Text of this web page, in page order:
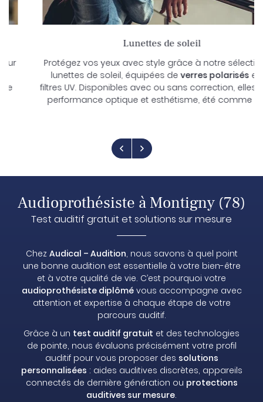
Lentilles
Collections
Rejoignez-
Prendre RDV
Lunettes de soleil
Protégez vos yeux avec style grâce à notre sélection de
lunettes de soleil, équipées deverres polariséset de
filtres UV. Disponibles avec ou sans correction, elles allient
performance optique et esthétisme, été comme hiver.
Audioprothésiste à Montigny (78)
Test auditif gratuit et solutions sur mesure
Chez Audical – Audition, nous savons à quel point
une bonne audition est essentielle à votre bien-être
et à votre qualité de vie. C’est pourquoi votre
audioprothésiste diplômévous accompagne avec
attention et expertise à chaque étape de votre
parcours auditif.
Grâce à un test auditif gratuit et des technologies
de pointe, nous évaluons précisément votre profil
auditif pour vous proposer des solutions
personnalisées : aides auditives discrètes, appareils
connectés de dernière génération ou protections
auditives sur mesure.